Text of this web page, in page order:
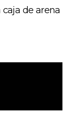
de arena